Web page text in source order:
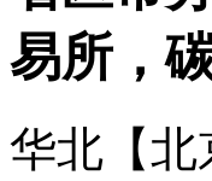
易所，
华北【北